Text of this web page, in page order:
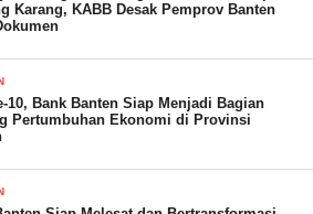
Syamdjuniston, SH.,MM., Mewakili
Dalam sambutanya, Laskar
suatu perkumpulan premanisme
suadaya masyarakat yang cinta
Karang, KABB Desak Pemprov Banten
10, Bank Banten Siap Menjadi Bagian
Pertumbuhan Ekonomi di Provinsi